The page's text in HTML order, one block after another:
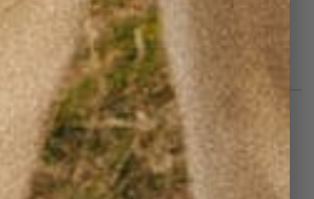
construire à nos côtés le